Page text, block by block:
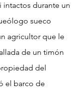
intactos durante un
sueco
agricultor que le
de un timón
del
el barco de